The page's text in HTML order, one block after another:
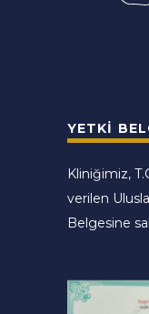
YETKI
Kliniğimiz,
verilen
Belgesine